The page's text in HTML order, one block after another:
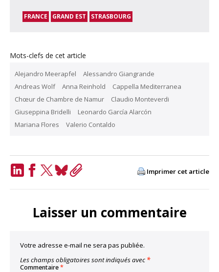
FRANCE GRAND EST STRASBOURG
Mots-clefs de cet article
Alejandro Meerapfel
Alessandro Giangrande
Andreas Wolf
Anna Reinhold
Cappella Mediterranea
Chœur de Chambre de Namur
Claudio Monteverdi
Giuseppina Bridelli
Leonardo García Alarcón
Mariana Flores
Valerio Contaldo
Imprimer cet article
Laisser un commentaire
Votre adresse e-mail ne sera pas publiée.
Les champs obligatoires sont indiqués avec *
Commentaire*